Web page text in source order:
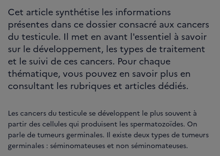
Cet article synthétise les informations
présentes dans ce dossier consacré aux cancers
du testicule. Il met en avant l'essentiel à savoir
sur le développement, les types de traitement
et le suivi de ces cancers. Pour chaque
thématique, vous pouvez en savoir plus en
consultant les rubriques et articles dédiés.
Les cancers du testicule se développent le plus souvent à
partir des cellules qui produisent les spermatozoïdes. On
parle de tumeurs germinales. Il existe deux types de tumeurs
germinales : séminomateuses et non séminomateuses.